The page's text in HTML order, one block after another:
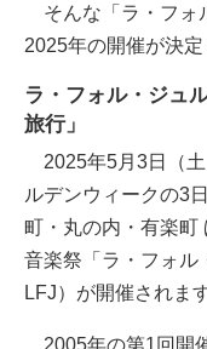
そんな「ラ・フォ
2025年の開催が決
ラ・フォル・ジュ
旅行」
2025年5月3日（土
ルデンウィークの3
町・丸の内・有楽町
音楽祭「ラ・フォル
LFJ）が開催されます
2005年の第1回開